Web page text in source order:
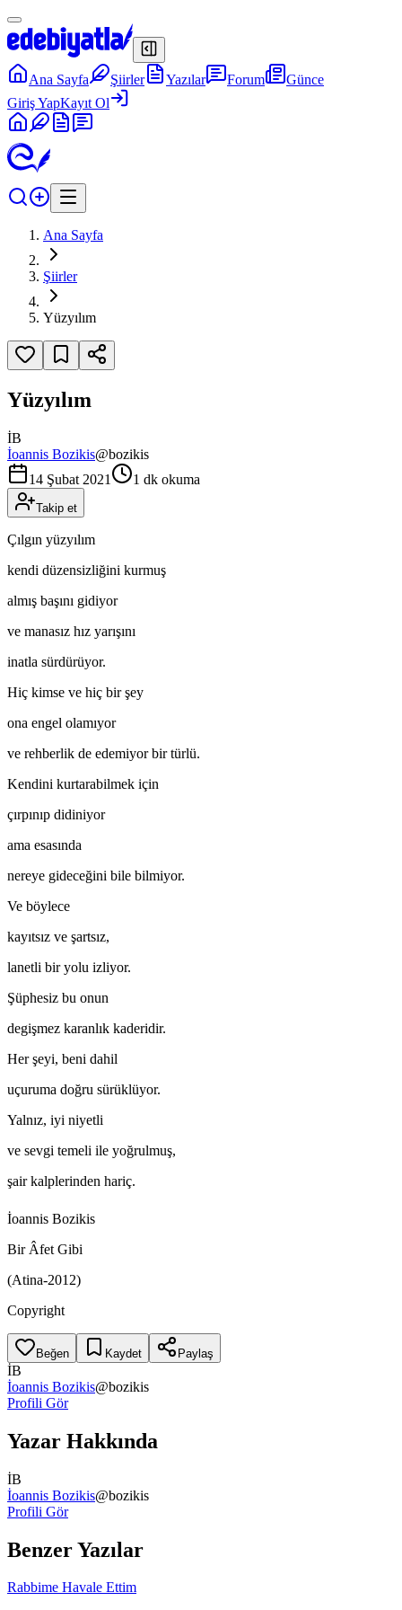
Ana Sayfa Şiirler Yazılar Forum
Günce
Giriş YapKayıt Ol
Ana Sayfa
Şiirler
Yüzyılım
Yüzyılım
İB
İoannis Bozikis@bozikis
14 Şubat 2021
1 dk okuma
Takip et
Çılgın yüzyılım
kendi düzensizliğini kurmuş
almış başını gidiyor
ve manasız hız yarışını
inatla sürdürüyor.
Hiç kimse ve hiç bir şey
ona engel olamıyor
ve rehberlik de edemiyor bir türlü.
Kendini kurtarabilmek için
çırpınıp didiniyor
ama esasında
nereye gideceğini bile bilmiyor.
Ve böylece
kayıtsız ve şartsız,
lanetli bir yolu izliyor.
Şüphesiz bu onun
degişmez karanlık kaderidir.
Her şeyi, beni dahil
uçuruma doğru sürüklüyor.
Yalnız, iyi niyetli
ve sevgi temeli ile yoğrulmuş,
şair kalplerinden hariç.
İoannis Bozikis
Bir Âfet Gibi
(Atina-2012)
Copyright
Beğen Kaydet Paylaş
İB
İoannis Bozikis@bozikis
Profili Gör
Yazar Hakkında
İB
İoannis Bozikis@bozikis
Profili Gör
Benzer Yazılar
Rabbime Havale Ettim